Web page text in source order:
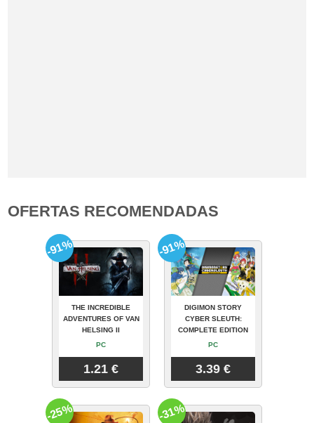
OFERTAS RECOMENDADAS
THE INCREDIBLE
ADVENTURES OF VAN
HELSING II
PC
1.21 €
-91%
DIGIMON STORY
CYBER SLEUTH:
COMPLETE EDITION
PC
3.39 €
-91%
-25% -31%